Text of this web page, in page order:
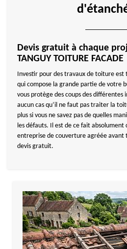
Devis gratuit à chaque
TANGUY TOITURE FACADE
Investir pour des travaux de toiture
qui compose la grande partie de votre
vous protège des coups des différentes
aucun cas qu’il ne faut pas traiter la
plus si vous ne savez pas de quelles
les défauts. Il est de ce fait
entreprise de couverture agréée
devis gratuit.